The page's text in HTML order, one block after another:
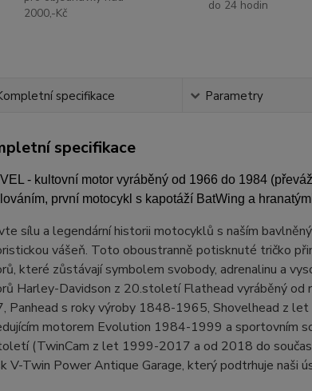
2000,-Kč
do 24 hodin
specifikace Parametry
specifikace
- kultovní motor vyráběný od 1966 do 1984
první motocykl s kapotáží BatWing a
sílu a legendární historii motocyklů s naším
vášeň. Toto oboustranně potisknuté tričko
které zůstávají symbolem svobody, adrenalinu a
Harley-Davidson z 20.století Flathead vyráběný
Panhead s roky výroby 1848-1965, Shovelhead z
motorem Evolution 1984-1999 a sportovním
(TwinCam z let 1999-2017 a od 2018 do
V-Twin Power Antique Garage, který podtrhuje naši